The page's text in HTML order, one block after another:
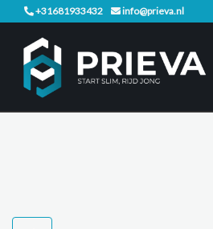
+31681933432 info@prieva.nl